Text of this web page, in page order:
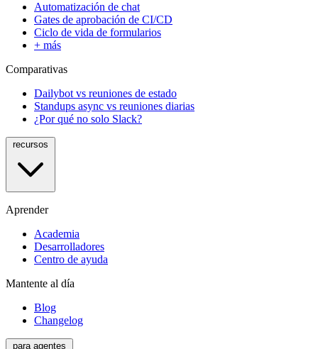
Automatización de chat
Gates de aprobación de CI/CD
Ciclo de vida de formularios
+ más
Comparativas
Dailybot vs reuniones de estado
Standups async vs reuniones diarias
¿Por qué no solo Slack?
Aprender
Academia
Desarrolladores
Centro de ayuda
Mantente al día
Blog
Changelog